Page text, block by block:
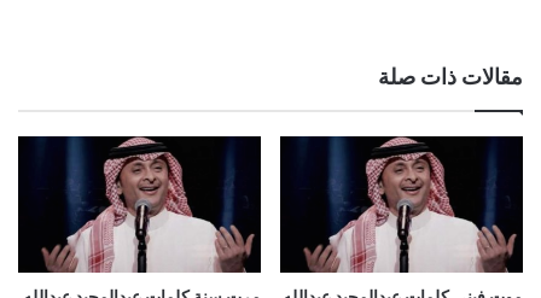
مقالات ذات صلة